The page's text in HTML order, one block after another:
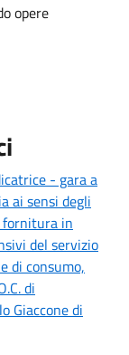
opere
- gara a
ai sensi degli
fornitura in
del servizio
di consumo,
di
Giaccone di